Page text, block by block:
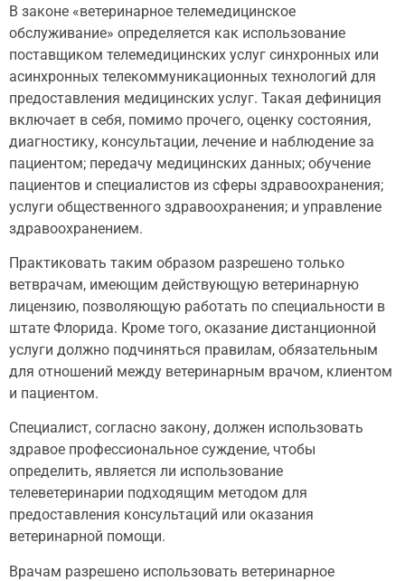
В законе «ветеринарное телемедицинское
обслуживание» определяется как использование
поставщиком телемедицинских услуг синхронных или
асинхронных телекоммуникационных технологий для
предоставления медицинских услуг. Такая дефиниция
включает в себя, помимо прочего, оценку состояния,
диагностику, консультации, лечение и наблюдение за
пациентом; передачу медицинских данных; обучение
пациентов и специалистов из сферы здравоохранения;
услуги общественного здравоохранения; и управление
здравоохранением.
Практиковать таким образом разрешено только
ветврачам, имеющим действующую ветеринарную
лицензию, позволяющую работать по специальности в
штате Флорида. Кроме того, оказание дистанционной
услуги должно подчиняться правилам, обязательным
для отношений между ветеринарным врачом, клиентом
и пациентом.
Специалист, согласно закону, должен использовать
здравое профессиональное суждение, чтобы
определить, является ли использование
телеветеринарии подходящим методом для
предоставления консультаций или оказания
ветеринарной помощи.
Врачам разрешено использовать ветеринарное